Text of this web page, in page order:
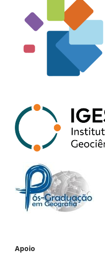
Apoio